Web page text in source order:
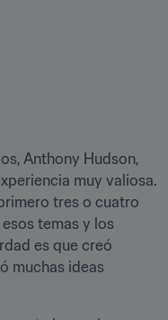
Anthony Hudson,
muy valiosa.
tres o cuatro
temas y los
es que creó
muchas ideas